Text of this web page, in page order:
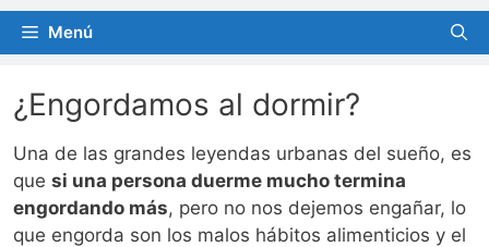
Menú
¿Engordamos al dormir?
Una de las grandes leyendas urbanas del sueño, es
que si una persona duerme mucho termina
engordando más, pero no nos dejemos engañar, lo
que engorda son los malos hábitos alimenticios y el